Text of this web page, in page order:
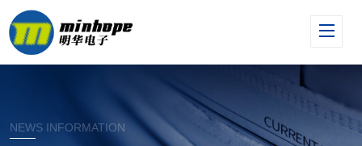
NEWS INFORMATION